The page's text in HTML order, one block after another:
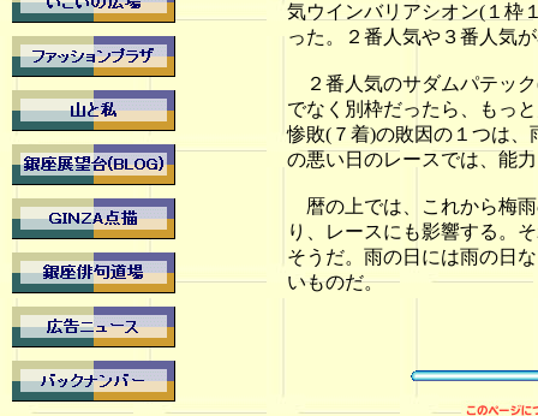
気ウインバリアシオン(１枠
った。２番人気や３番人気
２番人気のサダムパテッ
でなく別枠だったら、もっ
惨敗(７着)の敗因の１つは
の悪い日のレースでは、能
暦の上では、これから梅
り、レースにも影響する。
そうだ。雨の日には雨の日
いものだ。